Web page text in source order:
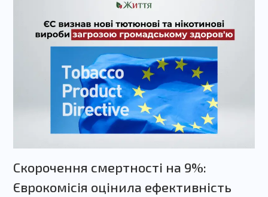
Скорочення смертності на 9%:
Єврокомісія оцінила ефективність